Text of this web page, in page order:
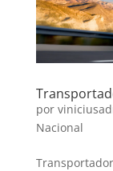
por
Nacional